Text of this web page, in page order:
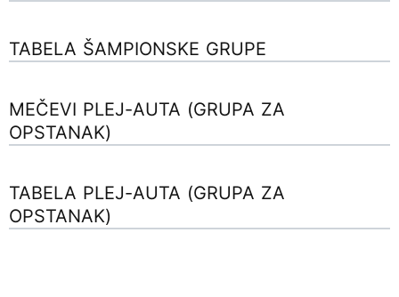
TABELA ŠAMPIONSKE GRUPE
MEČEVI PLEJ-AUTA (GRUPA ZA
OPSTANAK)
TABELA PLEJ-AUTA (GRUPA ZA
OPSTANAK)